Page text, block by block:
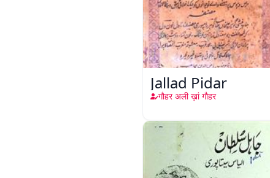
Jallad Pidar
गौहर अली ख़ां गौहर